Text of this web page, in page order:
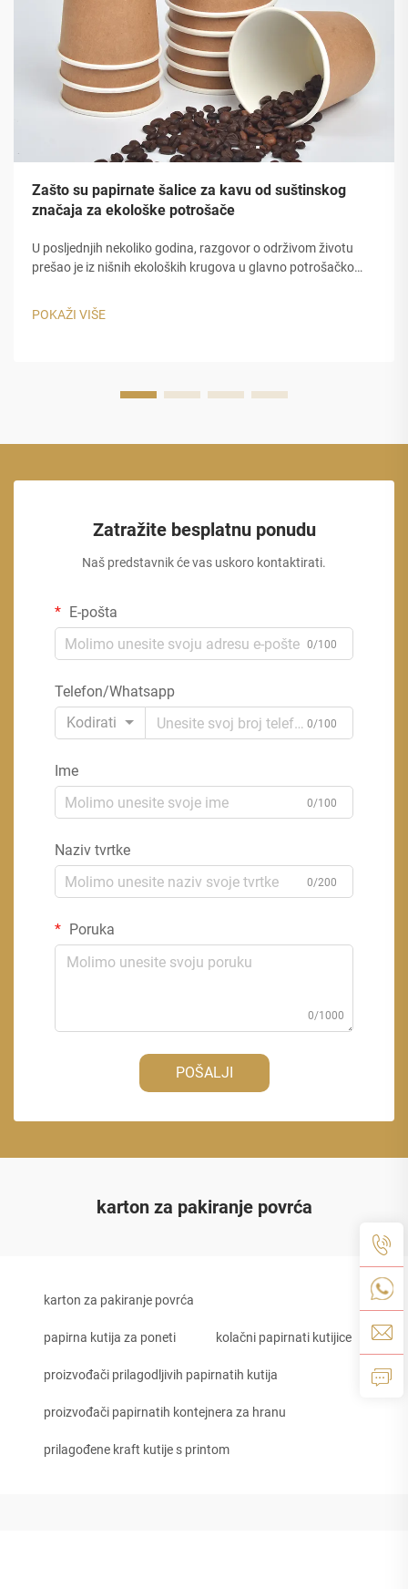
Zašto su papirnate šalice za kavu od suštinskog
značaja za ekološke potrošače
U posljednjih nekoliko godina, razgovor o održivom životu
prešao je iz nišnih ekoloških krugova u glavno potrošačko
izborima koje ljudi čine o svom svakodnevnom kavom.
POKAŽI VIŠE
Zatražite besplatnu ponudu
Naš predstavnik će vas uskoro kontaktirati.
E-pošta
0/100
Telefon/Whatsapp
Kodirati
0/100
Ime
0/100
Naziv tvrtke
0/200
Poruka
0/1000
POŠALJI
karton za pakiranje povrća
karton za pakiranje povrća
papirna kutija za poneti kolačni papirnati kutijice
proizvođači prilagodljivih papirnatih kutija
proizvođači papirnatih kontejnera za hranu
prilagođene kraft kutije s printom